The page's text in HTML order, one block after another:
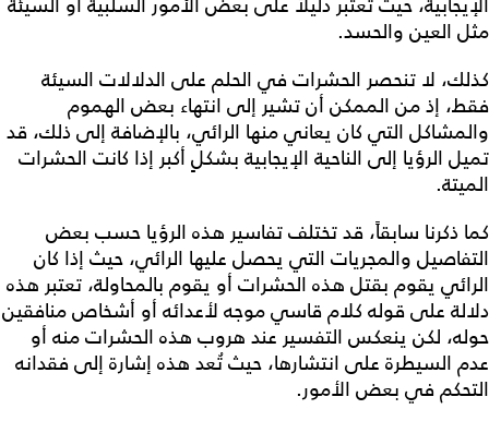
مثل العين والحسد.
كذلك، لا تنحصر الحشرات في الحلم على الدلالات السيئة
فقط، إذ من الممكن أن تشير إلى انتهاء بعض الهموم
والمشاكل التي كان يعاني منها الرائي، بالإضافة إلى ذلك، قد
تميل الرؤيا إلى الناحية الإيجابية بشكلٍ أكبر إذا كانت الحشرات
الميتة.
كما ذكرنا سابقاً، قد تختلف تفاسير هذه الرؤيا حسب بعض
التفاصيل والمجريات التي يحصل عليها الرائي، حيث إذا كان
الرائي يقوم بقتل هذه الحشرات أو يقوم بالمحاولة، تعتبر هذه
دلالة على قوله كلام قاسي موجه لأعدائه أو أشخاص منافقين
حوله، لكن ينعكس التفسير عند هروب هذه الحشرات منه أو
عدم السيطرة على انتشارها، حيث تُعد هذه إشارة إلى فقدانه
التحكم في بعض الأمور.